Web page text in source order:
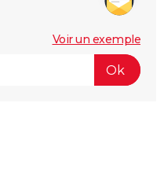
Voir un exemple